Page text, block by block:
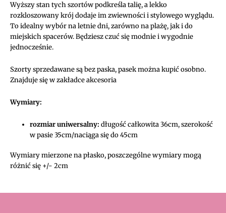
Wyższy stan tych szortów podkreśla talię, a lekko
rozkloszowany krój dodaje im zwiewności i stylowego wyglądu.
To idealny wybór na letnie dni, zarówno na plażę, jak i do
miejskich spacerów. Będziesz czuć się modnie i wygodnie
jednocześnie.
Szorty sprzedawane są bez paska, pasek można kupić osobno.
Znajduje się w zakładce akcesoria
Wymiary:
rozmiar uniwersalny: długość całkowita 36cm, szerokość
w pasie 35cm/naciąga się do 45cm
Wymiary mierzone na płasko, poszczególne wymiary mogą
różnić się +/- 2cm